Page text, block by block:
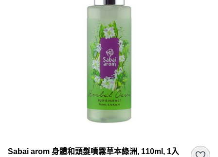
Sabai arom 身體和頭髮噴霧草本綠洲, 110ml, 1入